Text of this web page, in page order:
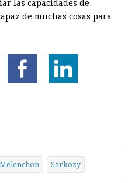
las capacidades de
de muchas cosas para
Mélenchon Sarkozy